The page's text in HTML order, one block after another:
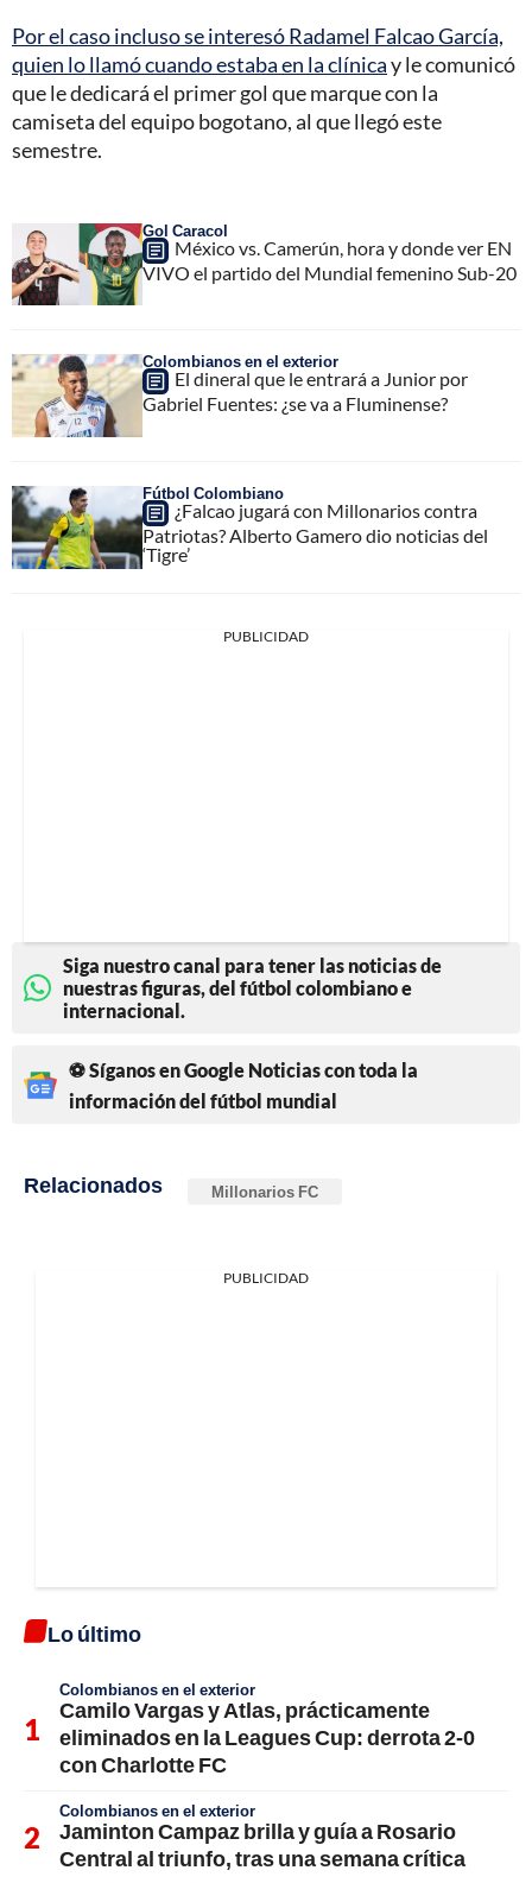
Por el caso incluso se interesó Radamel Falcao García,
quien lo llamó cuando estaba en la clínicay le comunicó
que le dedicará el primer gol que marque con la
camiseta del equipo bogotano, al que llegó este
semestre.
Gol Caracol
México vs. Camerún, hora y donde ver EN
VIVO el partido del Mundial femenino Sub-20
Colombianos en el exterior
El dineral que le entrará a Junior por
Gabriel Fuentes: ¿se va a Fluminense?
Fútbol Colombiano
¿Falcao jugará con Millonarios contra
Patriotas? Alberto Gamero dio noticias del
‘Tigre’
PUBLICIDAD
Siga nuestro canal para tener las noticias de
nuestras figuras, del fútbol colombiano e
internacional.
⚽ Síganos en Google Noticias con toda la
información del fútbol mundial
Relacionados Millonarios FC
PUBLICIDAD
Lo último
Colombianos en el exterior
Camilo Vargas y Atlas, prácticamente
eliminados en la Leagues Cup: derrota 2-0
con Charlotte FC
Colombianos en el exterior
Jaminton Campaz brilla y guía a Rosario
Central al triunfo, tras una semana crítica